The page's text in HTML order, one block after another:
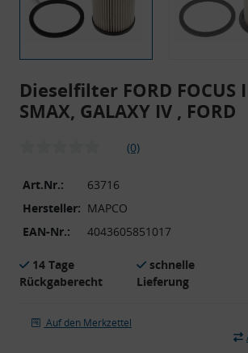
Dieselfilter FORD FOCUS
SMAX, GALAXY IV , FORD
(0)
Art.Nr.:
63716
Hersteller: MAPCO
EAN-Nr.:
4043605851017
14 Tage
Rückgaberecht
schnelle
Lieferung
Auf den Merkzettel